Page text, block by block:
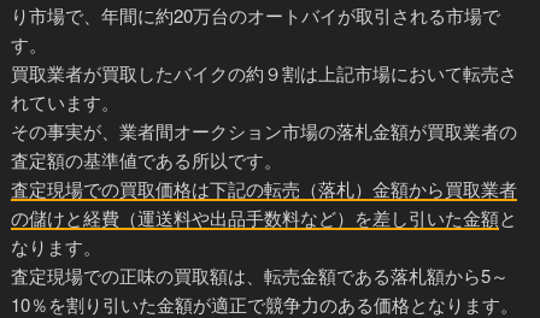
り市場で、年間に約20万台のオートバイが取引される市場で
す。
買取業者が買取したバイクの約９割は上記市場において転売さ
れています。
その事実が、業者間オークション市場の落札金額が買取業者の
査定額の基準値である所以です。
査定現場での買取価格は下記の転売（落札）金額から買取業者
の儲けと経費（運送料や出品手数料など）を差し引いた金額と
なります。
査定現場での正味の買取額は、転売金額である落札額から5～
10％を割り引いた金額が適正で競争力のある価格となります。